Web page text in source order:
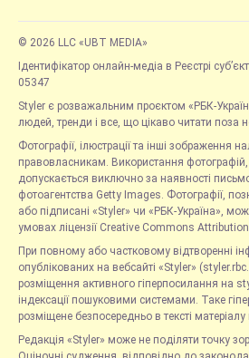
© 2026 LLC «UBT MEDIA»
Ідентифікатор онлайн-медіа в Реєстрі
05347
Styler є розважальним проєктом «РБК-
людей, тренди і все, що цікаво читати поза
Фотографії, ілюстрації та інші зображення
правовласникам. Використання
допускається виключно за наявності
фотоагентства Getty Images. Фотографії,
або підписані «Styler» чи «РБК-Україна»,
умовах ліцензії Creative Commons
При повному або частковому відтворенні
опублікованих на вебсайті «Styler»
розміщення активного гіперпосилання на
індексації пошуковими системами. Таке
розміщене безпосередньо в тексті
Редакція «Styler» може не поділяти точку